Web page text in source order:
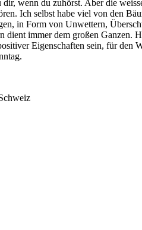
dir, wenn du zuhörst. Aber die
Ich selbst habe viel von den
in Form von Unwettern,
dient immer dem großen Ganzen.
Eigenschaften sein, für den